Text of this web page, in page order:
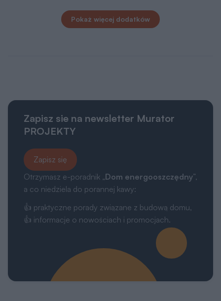
Pokaż więcej dodatków
Zapisz sie na newsletter Murator
PROJEKTY
Zapisz się
Otrzymasz e-poradnik „Dom energooszczędny”,
a co niedziela do porannej kawy:
👍 praktyczne porady związane z budową domu,
👍 informacje o nowościach i promocjach.